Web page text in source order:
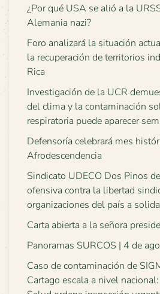
¿Por qué USA se alió a la
Alemania nazi?
Foro analizará la situación
la recuperación de territorios
Rica
Investigación de la UCR
del clima y la contaminación
respiratoria puede aparecer
Defensoría celebrará mes
Afrodescendencia
Sindicato UDECO Dos Pinos
ofensiva contra la libertad
organizaciones del país a
Carta abierta a la señora
Panoramas SURCOS | 4 de
Caso de contaminación de
Cartago escala a nivel